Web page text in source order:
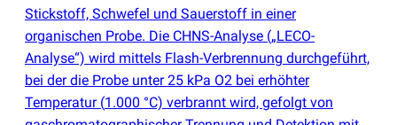
Stickstoff, Schwefel und Sauerstoff in einer
organischen Probe. Die CHNS-Analyse („LECO-
Analyse“) wird mittels Flash-Verbrennung durchgeführt,
bei der die Probe unter 25 kPa O2 bei erhöhter
Temperatur (1.000 °C) verbrannt wird, gefolgt von